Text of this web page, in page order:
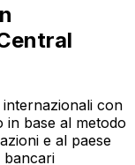
con
base al metodo
e al paese
bancari